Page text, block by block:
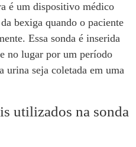
é um dispositivo médico
bexiga quando o paciente
Essa sonda é inserida
no lugar por um período
urina seja coletada em uma
utilizados na sonda